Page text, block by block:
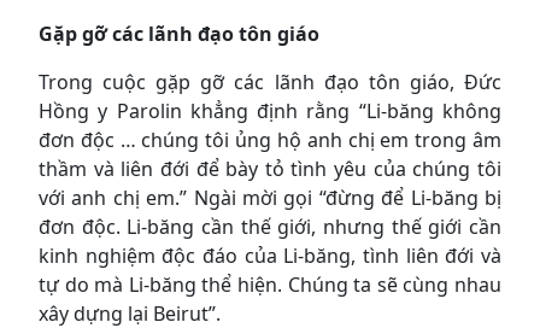
Gặp gỡ các lãnh đạo tôn giáo
Trong cuộc gặp gỡ các lãnh đạo tôn giáo, Đức
Hồng y Parolin khẳng định rằng “Li-băng không
đơn độc … chúng tôi ủng hộ anh chị em trong âm
thầm và liên đới để bày tỏ tình yêu của chúng tôi
với anh chị em.” Ngài mời gọi “đừng để Li-băng bị
đơn độc. Li-băng cần thế giới, nhưng thế giới cần
kinh nghiệm độc đáo của Li-băng, tình liên đới và
tự do mà Li-băng thể hiện. Chúng ta sẽ cùng nhau
xây dựng lại Beirut”.